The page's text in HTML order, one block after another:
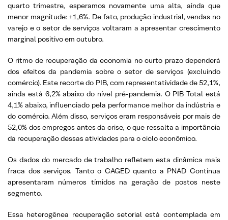
quarto trimestre, esperamos novamente uma alta, ainda que
menor magnitude: +1,6%. De fato, produção industrial, vendas no
varejo e o setor de serviços voltaram a apresentar crescimento
marginal positivo em outubro.
O ritmo de recuperação da economia no curto prazo dependerá
dos efeitos da pandemia sobre o setor de serviços (excluindo
comércio). Este recorte do PIB, com representatividade de 52,1%,
ainda está 6,2% abaixo do nível pré-pandemia. O PIB Total está
4,1% abaixo, influenciado pela performance melhor da indústria e
do comércio. Além disso, serviços eram responsáveis por mais de
52,0% dos empregos antes da crise, o que ressalta a importância
da recuperação dessas atividades para o ciclo econômico.
Os dados do mercado de trabalho refletem esta dinâmica mais
fraca dos serviços. Tanto o CAGED quanto a PNAD Contínua
apresentaram números tímidos na geração de postos neste
segmento.
Essa heterogênea recuperação setorial está contemplada em